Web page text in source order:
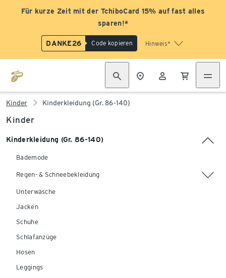
Für kurze Zeit mit der TchiboCard 15% auf fast alles
sparen!*
DANKE26 Code kopieren Hinweis*
Kinder Kinderkleidung (Gr. 86-140)
Kinder
Kinderkleidung (Gr. 86-140)
Bademode
Regen- & Schneebekleidung
Unterwäsche
Jacken
Schuhe
Schlafanzüge
Hosen
Leggings